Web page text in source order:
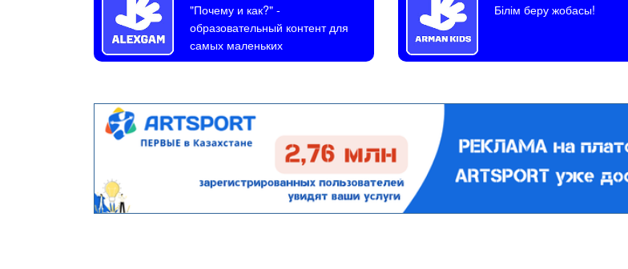
"Почему и как?"-
образовательный контент для
самых маленьких
Білім беру жобасы!